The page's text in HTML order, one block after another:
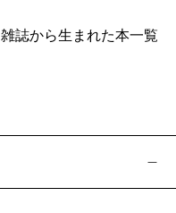
雑誌から生まれた本一覧